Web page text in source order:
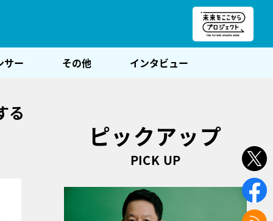
サー その他 インタビュー
る
ピックアップ
PICK UP